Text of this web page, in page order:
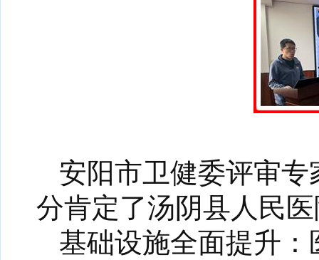
安阳市卫健委评审
分肯定了汤阴县人民
基础设施全面提升